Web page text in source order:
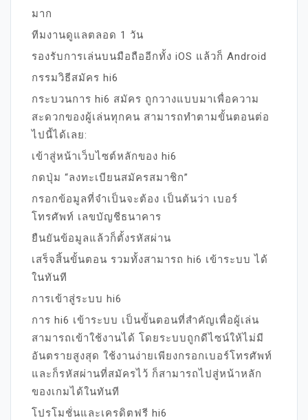
มาก
ทีมงานดูแลตลอด 1 วัน
รองรับการเล่นบนมือถืออีกทั้ง iOS แล้วก็ Android
กรรมวิธีสมัคร hi6
กระบวนการ hi6 สมัคร ถูกวางแบบมาเพื่อความ
สะดวกของผู้เล่นทุกคน สามารถทำตามขั้นตอนต่อ
ไปนี้ได้เลย:
เข้าสู่หน้าเว็บไซต์หลักของ hi6
กดปุ่ม “ลงทะเบียนสมัครสมาชิก”
กรอกข้อมูลที่จำเป็นจะต้อง เป็นต้นว่า เบอร์
โทรศัพท์ เลขบัญชีธนาคาร
ยืนยันข้อมูลแล้วก็ตั้งรหัสผ่าน
เสร็จสิ้นขั้นตอน รวมทั้งสามารถ hi6 เข้าระบบ ได้
ในทันที
การเข้าสู่ระบบ hi6
การ hi6 เข้าระบบ เป็นขั้นตอนที่สำคัญเพื่อผู้เล่น
สามารถเข้าใช้งานได้ โดยระบบถูกดีไซน์ให้ไม่มี
อันตรายสูงสุด ใช้งานง่ายเพียงกรอกเบอร์โทรศัพท์
และก็รหัสผ่านที่สมัครไว้ ก็สามารถไปสู่หน้าหลัก
ของเกมได้ในทันที
โปรโมชั่นและเครดิตฟรี hi6